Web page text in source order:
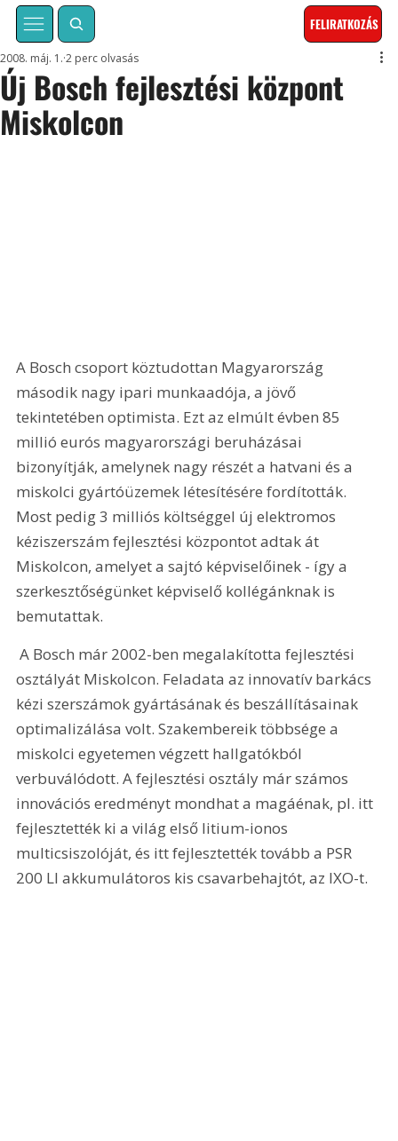
FELIRATKOZÁS
Új Bosch fejlesztési központ
Miskolcon
2008. máj. 1. 2 perc olvasás
A Bosch csoport köztudottan Magyarország
második nagy ipari munkaadója, a jövő
tekintetében optimista. Ezt az elmúlt évben 85
millió eurós magyarországi beruházásai
bizonyítják, amelynek nagy részét a hatvani és a
miskolci gyártóüzemek létesítésére fordították.
Most pedig 3 milliós költséggel új elektromos
kéziszerszám fejlesztési központot adtak át
Miskolcon, amelyet a sajtó képviselőinek - így a
szerkesztőségünket képviselő kollégánknak is
bemutattak.
A Bosch már 2002-ben megalakította fejlesztési
osztályát Miskolcon. Feladata az innovatív barkács
kézi szerszámok gyártásának és beszállításainak
optimalizálása volt. Szakembereik többsége a
miskolci egyetemen végzett hallgatókból
verbuválódott. A fejlesztési osztály már számos
innovációs eredményt mondhat a magáénak, pl. itt
fejlesztették ki a világ első litium-ionos
multicsiszolóját, és itt fejlesztették tovább a PSR
200 LI akkumulátoros kis csavarbehajtót, az IXO-t.